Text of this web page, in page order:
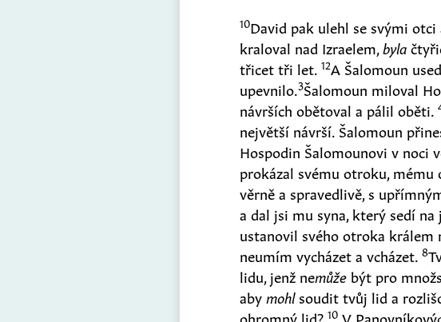
10David pak ulehl se svými
kraloval nad Izraelem,byla
třicet tři let.12A Šalomoun
upevnilo.3Šalomoun miloval
návrších obětoval a pálil oběti.
největší návrší. Šalomoun
Hospodin Šalomounovi v noci
prokázal svému otroku,
věrně a spravedlivě, s
a dal jsi mu syna, který sedí
ustanovil svého otroka králem
neumím vycházet a vcházet.8
lidu, jenž nemůže být pro
aby mohlsoudit tvůj lid a
ohromný lid?10 V